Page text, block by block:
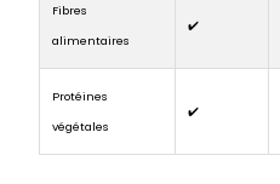
Fibres
alimentaires
✔️
Protéines
végétales
✔️